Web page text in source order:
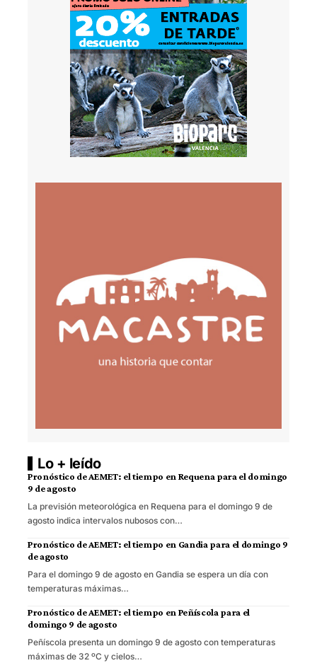
Lo + leído
Pronóstico de AEMET: el tiempo en Requena para el domingo
9 de agosto
La previsión meteorológica en Requena para el domingo 9 de
agosto indica intervalos nubosos con…
Pronóstico de AEMET: el tiempo en Gandia para el domingo 9
de agosto
Para el domingo 9 de agosto en Gandia se espera un día con
temperaturas máximas…
Pronóstico de AEMET: el tiempo en Peñíscola para el
domingo 9 de agosto
Peñíscola presenta un domingo 9 de agosto con temperaturas
máximas de 32 ºC y cielos…